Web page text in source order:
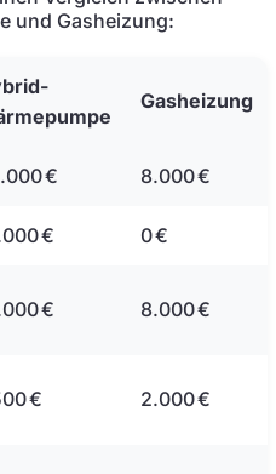
und Gasheizung:
Gasheizung
€ 8.000 €
€ 0 €
€ 8.000 €
€ 2.000 €